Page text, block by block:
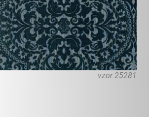
vzor 25281